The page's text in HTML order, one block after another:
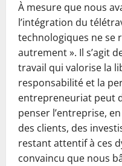
À mesure que nous
l’intégration du
technologiques ne se
autrement ». Il s’agit
travail qui valorise la
responsabilité et la
entrepreneuriat peut
penser l’entreprise,
des clients, des
restant attentif à ces
convaincu que nous